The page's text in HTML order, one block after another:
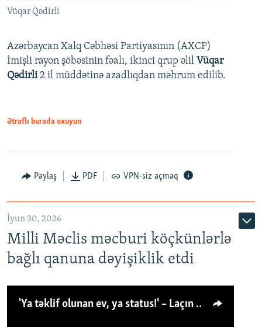
Vüqar Qədirli
Azərbaycan Xalq Cəbhəsi Partiyasının (AXCP)
İmişli rayon şöbəsinin fəalı, ikinci qrup əlil Vüqar
Qədirli2 il müddətinə azadlıqdan məhrum edilib.
Ətraflı burada oxuyun
Paylaş PDF VPN-siz açmaq
İyun 30, 2026
Milli Məclis məcburi köçkünlərlə
bağlı qanuna dəyişiklik etdi
'Ya təklif olunan ev, ya status!' – Laçın köçkünü: 'Laçından başqa heç hara!'